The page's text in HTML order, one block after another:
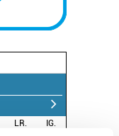
LR.
IG.